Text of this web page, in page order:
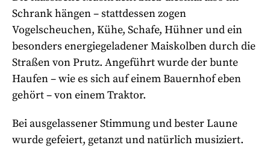
Schrank hängen – stattdessen zogen
Vogelscheuchen, Kühe, Schafe, Hühner und ein
besonders energiegeladener Maiskolben durch die
Straßen von Prutz. Angeführt wurde der bunte
Haufen – wie es sich auf einem Bauernhof eben
gehört – von einem Traktor.
Bei ausgelassener Stimmung und bester Laune
wurde gefeiert, getanzt und natürlich musiziert.